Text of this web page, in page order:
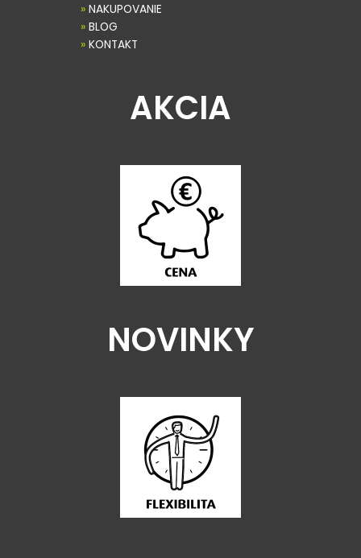
» NAKUPOVANIE
» BLOG
» KONTAKT
AKCIA
NOVINKY